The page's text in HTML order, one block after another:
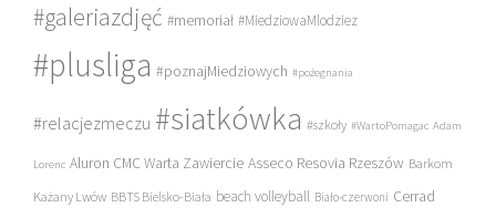
#galeriazdjęć #memoriał #MiedziowaMlodziez
#plusliga #poznajMiedziowych #pożegnania
#relacjezmeczu #siatkówka #szkoły #WartoPomagac Adam
Lorenc Aluron CMC Warta Zawiercie Asseco Resovia Rzeszów Barkom
Każany Lwów BBTS Bielsko-Biała beach volleyball Biało-czerwoni Cerrad